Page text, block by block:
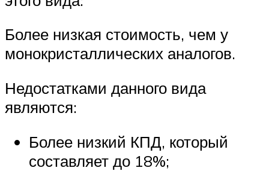
Более низкая стоимость, чем у
монокристаллических аналогов.
Недостатками данного вида
являются:
Более низкий КПД, который
составляет до 18%;